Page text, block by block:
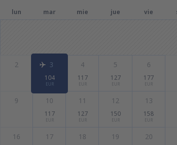
lun mar mie jue vie
2 3
104
EUR
4
117
EUR
5
127
EUR
6
177
EUR
9 10
117
EUR
11
127
EUR
12
150
EUR
13
158
EUR
16 17 18 19 20